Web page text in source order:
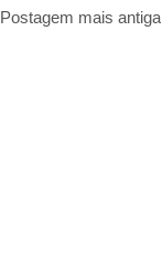
Postagem mais antiga